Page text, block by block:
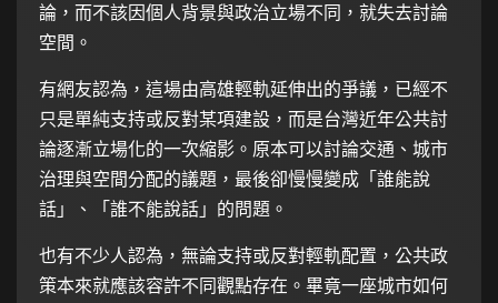
論，而不該因個人背景與政治立場不同，就失去討論
空間。
有網友認為，這場由高雄輕軌延伸出的爭議，已經不
只是單純支持或反對某項建設，而是台灣近年公共討
論逐漸立場化的一次縮影。原本可以討論交通、城市
治理與空間分配的議題，最後卻慢慢變成「誰能說
話」、「誰不能說話」的問題。
也有不少人認為，無論支持或反對輕軌配置，公共政
策本來就應該容許不同觀點存在。畢竟一座城市如何